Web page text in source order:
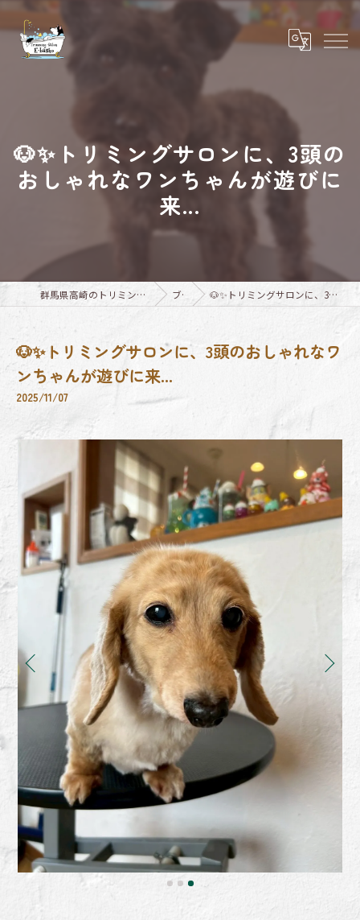
🐶✨トリミングサロンに、3頭の
おしゃれなワンちゃんが遊びに
来...
群馬県高崎のトリミングならTrimming Salon E-basho ブログ 🐶✨トリミングサロンに、3頭のおしゃれなワンちゃんが遊びに来...
🐶✨トリミングサロンに、3頭のおしゃれなワ
ンちゃんが遊びに来...
2025/11/07